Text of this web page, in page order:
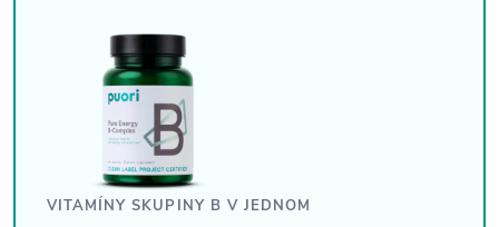
VITAMÍNY SKUPINY B V JEDNOM